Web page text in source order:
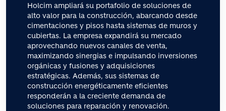
Holcim ampliará su portafolio de soluciones de
alto valor para la construcción, abarcando desde
cimentaciones y pisos hasta sistemas de muros y
cubiertas. La empresa expandirá su mercado
aprovechando nuevos canales de venta,
maximizando sinergias e impulsando inversiones
orgánicas y fusiones y adquisiciones
estratégicas. Además, sus sistemas de
construcción energéticamente eficientes
responderán a la creciente demanda de
soluciones para reparación y renovación.